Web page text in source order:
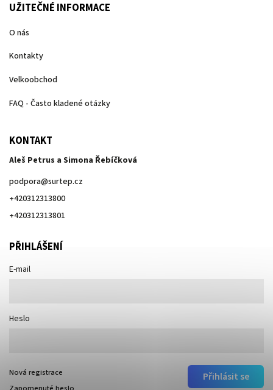
UŽITEČNÉ INFORMACE
O nás
Kontakty
Velkoobchod
FAQ - Často kladené otázky
KONTAKT
Aleš Petrus a Simona Řebíčková
podpora@surtep.cz
+420312313800
+420312313801
PŘIHLÁŠENÍ
E-mail
Heslo
Přihlásit se
Nová registrace